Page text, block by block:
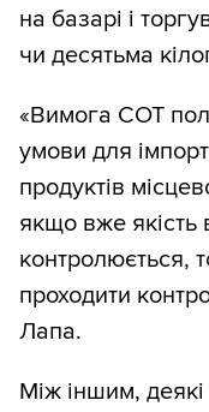
на базарі і
чи десятьма
«Вимога СОТ
умови для
продуктів
якщо вже якість
контролюється,
проходити
Лапа.
Між іншим,